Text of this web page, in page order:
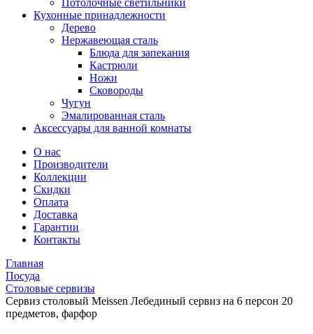
Потолочные светильники
Кухонные принадлежности
Дерево
Нержавеющая сталь
Блюда для запекания
Кастрюли
Ножи
Сковороды
Чугун
Эмалированная сталь
Аксессуары для ванной комнаты
О нас
Производители
Коллекции
Скидки
Оплата
Доставка
Гарантии
Контакты
Главная
Посуда
Столовые сервизы
Сервиз столовый Meissen Лебединый сервиз на 6 персон 20
предметов, фарфор